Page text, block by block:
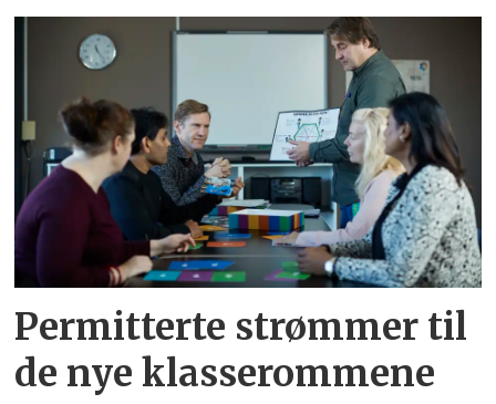
Permitterte strømmer til
de nye klasserommene